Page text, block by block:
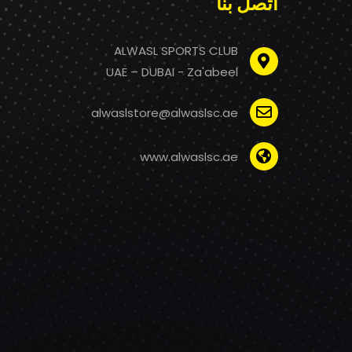
ALWASL SPORTS CLUB
UAE – DUBAI - Za'abeel
alwaslstore@alwaslsc.ae
www.alwaslsc.ae